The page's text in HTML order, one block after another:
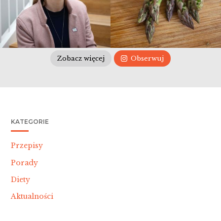
Zobacz więcej Obserwuj
KATEGORIE
Przepisy
Porady
Diety
Aktualności